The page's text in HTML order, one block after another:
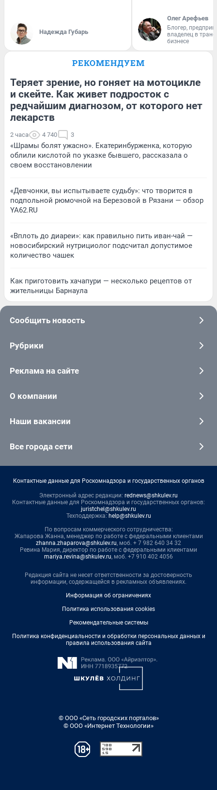
Надежда Губарь
Олег Арефьев
Блогер,
владелец в
бизнесе
РЕКОМЕНДУЕМ
Теряет зрение, но гоняет на мотоцикле
и скейте. Как живет подросток с
редчайшим диагнозом, от которого нет
лекарств
2 часа 4 740 3
«Шрамы болят ужасно». Екатеринбурженка, которую
облили кислотой по указке бывшего, рассказала о
своем восстановлении
«Девчонки, вы испытываете судьбу»: что творится в
подпольной рюмочной на Березовой в Рязани — обзор
YA62.RU
«Вплоть до диареи»: как правильно пить иван-чай —
новосибирский нутрициолог подсчитал допустимое
количество чашек
Как приготовить хачапури — несколько рецептов от
жительницы Барнаула
Сообщить новость
Рубрики
Реклама на сайте
О компании
Наши вакансии
Все города сети
Контактные данные для Роскомнадзора и государственных органов
Электронный адрес редакции: rednews@shkulev.ru
Контактные данные для Роскомнадзора и государственных органов:
juristchel@shkulev.ru
Техподдержка: help@shkulev.ru
По вопросам коммерческого сотрудничества:
Жапарова Жанна, менеджер по работе с федеральными клиентами
zhanna.zhaparova@shkulev.ru, моб. + 7 982 640 34 32
Ревина Мария, директор по работе с федеральными клиентами
mariya.revina@shkulev.ru, моб. +7 910 402 4056
Редакция сайта не несет ответственности за достоверность
информации, содержащейся в рекламных объявлениях.
Информация об ограничениях
Политика использования cookies
Рекомендательные системы
Политика конфиденциальности и обработки персональных данных и
правила использования сайта
© ООО «Сеть городских порталов»
© ООО «Интернет Технологии»